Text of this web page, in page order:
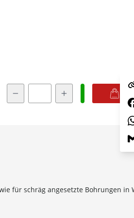
für schräg angesetzte Bohrungen in